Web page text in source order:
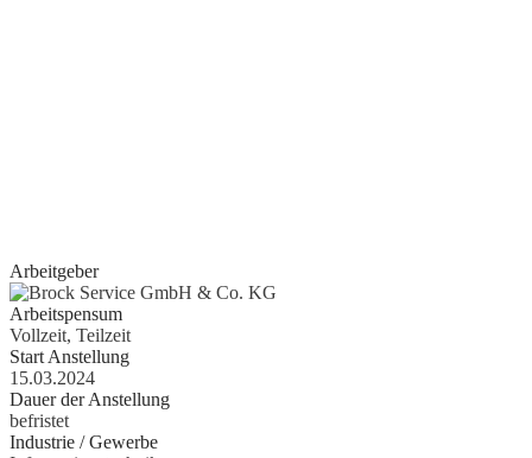
Arbeitgeber
Arbeitspensum
Vollzeit, Teilzeit
Start Anstellung
15.03.2024
Dauer der Anstellung
befristet
Industrie / Gewerbe